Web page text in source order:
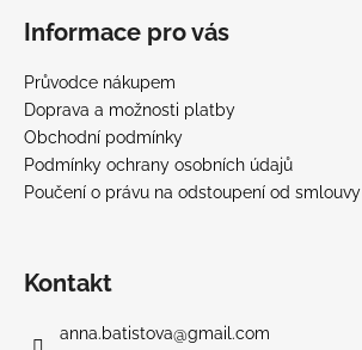
,
n
e
t
r
d
Informace pro vás
Průvodce nákupem
Doprava a možnosti platby
Obchodní podmínky
Podmínky ochrany osobních údajů
Poučení o právu na odstoupení od smlouvy
Kontakt
anna.batistova@gmail.com